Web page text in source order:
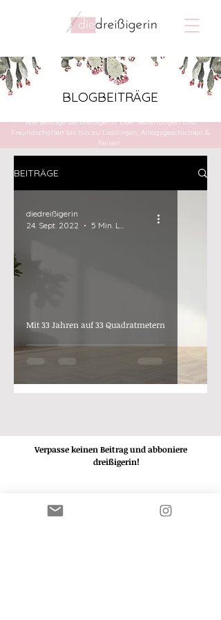
BLOGBEITRÄGE
Alle Beiträge der dreißigerin, über Beziehungen und
Freundschaften bis hin zu Lieblingen, Alltagsgeschichten &
Reisen.
BEITRÄGE
Mit 33 Jahren auf 33 Quadratmetern
diedreißigerin
24. Sept. 2022
5 Min. Lesezeit
Verpasse keinen Beitrag und abboniere
dreißigerin!